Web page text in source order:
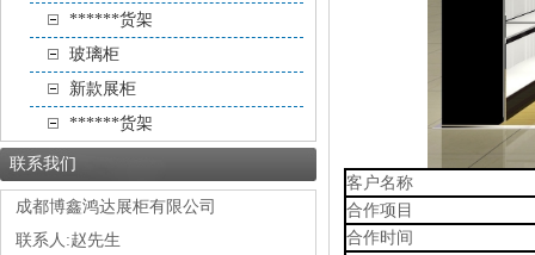
******货架
玻璃柜
新款展柜
******货架
联系我们
成都博鑫鸿达展柜有限公司
联系人:赵先生
客户名称
合作项目
合作时间